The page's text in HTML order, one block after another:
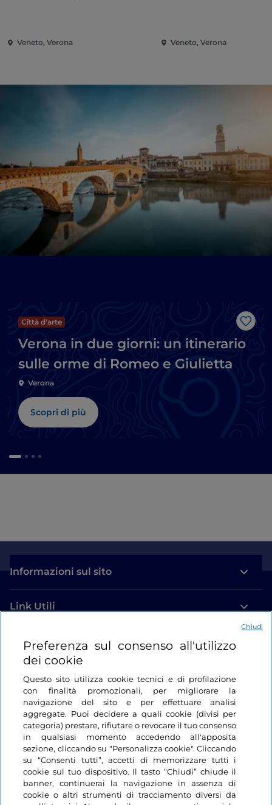
Veneto, Verona Veneto, Verona
Like
Città d'arte
Verona in due giorni: un itinerario
sulle orme di Romeo e Giulietta
Verona
Scopri di più
Informazioni sul sito
Link Utili
Login
Restiamo in contatto
Preferenza sul consenso all'utilizzo
dei cookie
Questo sito utilizza cookie tecnici e di profilazione
con finalità promozionali, per migliorare la
navigazione del sito e per effettuare analisi
aggregate. Puoi decidere a quali cookie (divisi per
categoria) prestare, rifiutare o revocare il tuo consenso
in qualsiasi momento accedendo all'apposita
sezione, cliccando su "Personalizza cookie". Cliccando
su “Consenti tutti”, accetti di memorizzare tutti i
cookie sul tuo dispositivo. Il tasto “Chiudi” chiude il
banner, continuerai la navigazione in assenza di
cookie o altri strumenti di tracciamento diversi da
Chiudi